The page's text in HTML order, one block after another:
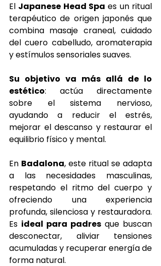
El Japanese Head Spa es un ritual
terapéutico de origen japonés que
combina masaje craneal, cuidado
del cuero cabelludo, aromaterapia
y estímulos sensoriales suaves.
Su objetivo va más allá de lo
estético: actúa directamente
sobre el sistema nervioso,
ayudando a reducir el estrés,
mejorar el descanso y restaurar el
equilibrio físico y mental.
En Badalona, este ritual se adapta
a las necesidades masculinas,
respetando el ritmo del cuerpo y
ofreciendo una experiencia
profunda, silenciosa y restauradora.
Es ideal para padres que buscan
desconectar, aliviar tensiones
acumuladas y recuperar energía de
forma natural.